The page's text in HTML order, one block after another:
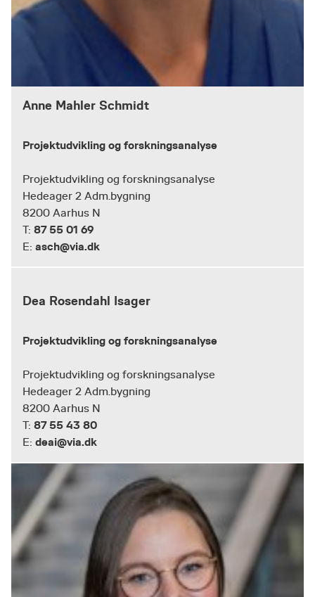
Anne Mahler Schmidt
Projektudvikling og forskningsanalyse
Projektudvikling og forskningsanalyse
Hedeager 2 Adm.bygning
8200 Aarhus N
T: 87 55 01 69
E: asch@via.dk
Dea Rosendahl Isager
Projektudvikling og forskningsanalyse
Projektudvikling og forskningsanalyse
Hedeager 2 Adm.bygning
8200 Aarhus N
T: 87 55 43 80
E: deai@via.dk